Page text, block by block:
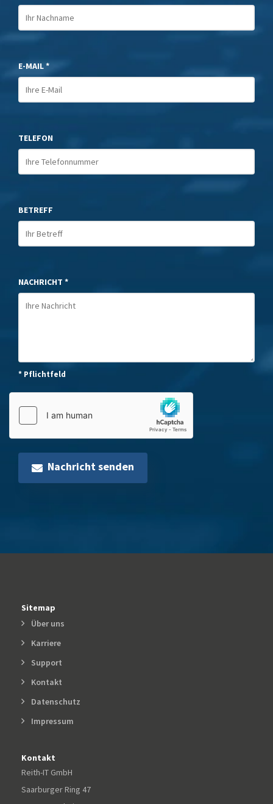
E-MAIL *
TELEFON
BETREFF
NACHRICHT *
* Pflichtfeld
Nachricht senden
Sitemap
Über uns
Karriere
Support
Kontakt
Datenschutz
Impressum
Kontakt
Reith-IT GmbH
Saarburger Ring 47